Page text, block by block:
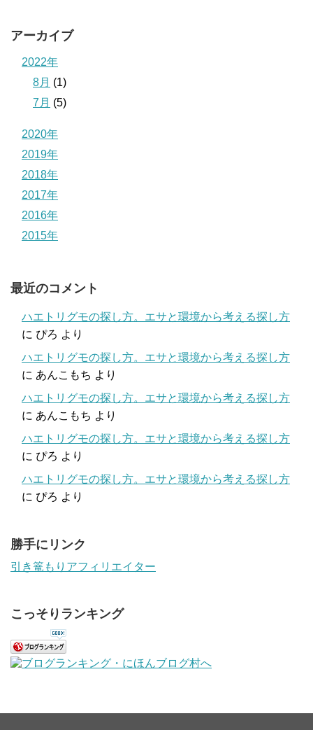
アーカイブ
2022年
8月 (1)
7月 (5)
2020年
2019年
2018年
2017年
2016年
2015年
最近のコメント
ハエトリグモの探し方。エサと環境から考える探し方
に ぴろ より
ハエトリグモの探し方。エサと環境から考える探し方
に あんこもち より
ハエトリグモの探し方。エサと環境から考える探し方
に あんこもち より
ハエトリグモの探し方。エサと環境から考える探し方
に ぴろ より
ハエトリグモの探し方。エサと環境から考える探し方
に ぴろ より
勝手にリンク
引き篭もりアフィリエイター
こっそりランキング